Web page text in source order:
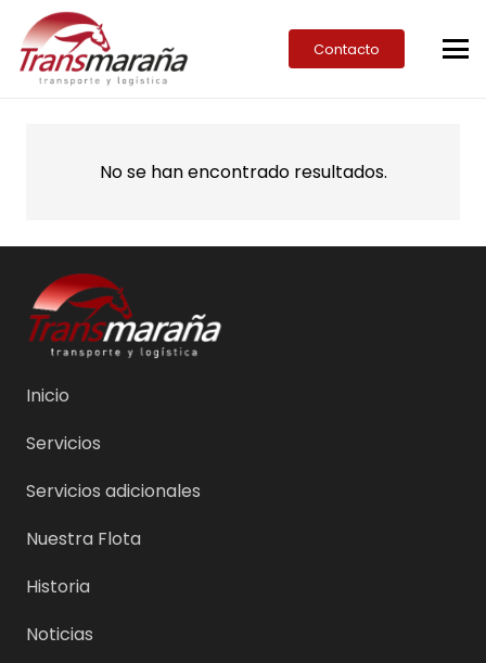
Contacto
No se han encontrado resultados.
Inicio
Servicios
Servicios adicionales
Nuestra Flota
Historia
Noticias